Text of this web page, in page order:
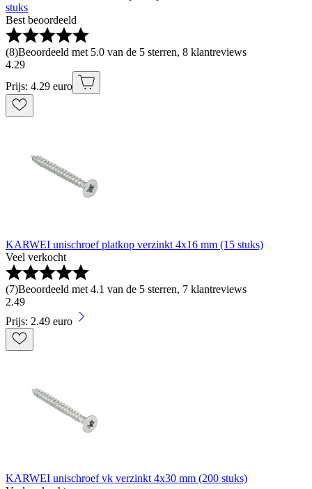
stuks
Best beoordeeld
(8)Beoordeeld met 5.0 van de 5 sterren, 8 klantreviews
4.29
Prijs: 4.29 euro
KARWEI unischroef platkop verzinkt 4x16 mm (15 stuks)
Veel verkocht
(7)Beoordeeld met 4.1 van de 5 sterren, 7 klantreviews
2.49
Prijs: 2.49 euro
KARWEI unischroef vk verzinkt 4x30 mm (200 stuks)